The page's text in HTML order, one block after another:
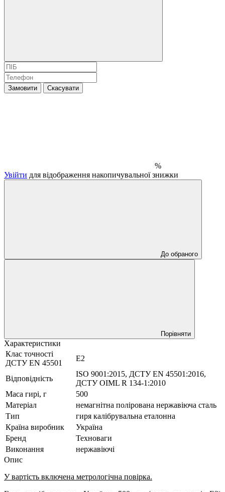
Замовити Скасувати
%
Увійти для відображення накопичувальної знижки
До обраного
Порівняти
Характеристики
Клас точності
ДСТУ EN 45501
Е2
Відповідність
ISO 9001:2015, ДСТУ EN 45501:2016,
ДСТУ OIML R 134-1:2010
Маса гирі, г
500
Матеріал
немагнітна полірована нержавіюча сталь
Тип
гиря калібрувальна еталонна
Країна виробник
Україна
Бренд
Техноваги
Виконання
нержавіючі
Опис
У вартість включена метрологічна повірка.